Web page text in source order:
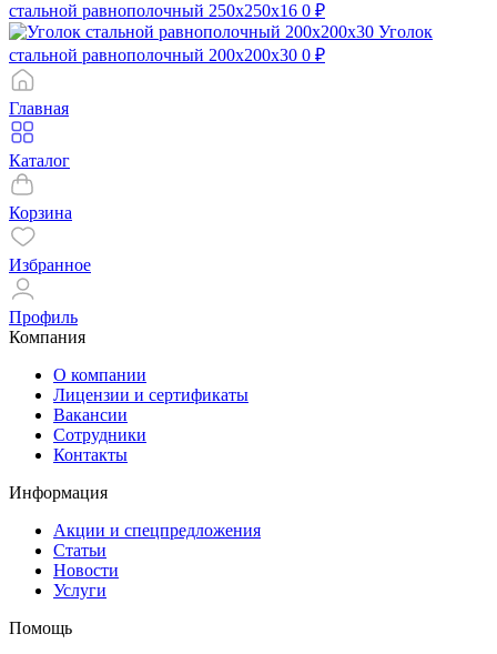
стальной равнополочный 250х250х16 0 ₽
Уголок
стальной равнополочный 200х200х30 0 ₽
Главная
Каталог
Корзина
Избранное
Профиль
Компания
О компании
Лицензии и сертификаты
Вакансии
Сотрудники
Контакты
Информация
Акции и спецпредложения
Статьи
Новости
Услуги
Помощь